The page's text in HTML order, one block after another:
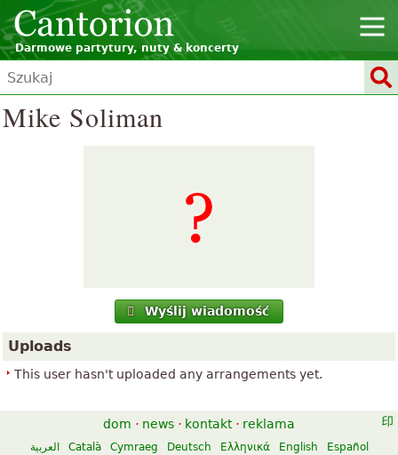
Darmowe partytury, nuty & koncerty
Mike Soliman
Wyślij wiadomość
Uploads
This user hasn't uploaded any arrangements yet.
dom · news · kontakt · reklama
العربية Català Cymraeg Deutsch Ελληνικά English
Español